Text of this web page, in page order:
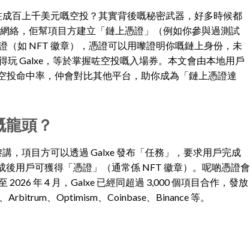
百上千美元嘅空投？其實背後嘅秘密武器，好多時候都
絡，佢幫項目方建立「鏈上憑證」（例如你參與過測試
如 NFT 徽章），憑證可以用嚟證明你嘅鏈上身份，未
Galxe，等於掌握咗空投嘅入場券。本文會由本地用戶
投命中率，仲會對比其他平台，助你成為「鏈上憑證達
頭？
，項目方可以透過 Galxe 發布「任務」，要求用戶完成
用戶可獲得「憑證」（通常係 NFT 徽章）。呢啲憑證會
年 4 月，Galxe 已經同超過 3,000 個項目合作，發放
、Optimism、Coinbase、Binance 等。